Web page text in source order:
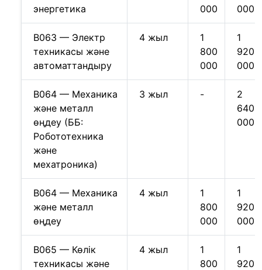
энергетика
000
000
B063 — Электр
техникасы және
автоматтандыру
4 жыл
1
800
000
1
920
000
B064 — Механика
және металл
өңдеу (ББ:
Робототехника
және
мехатроника)
3 жыл -
2
640
000
B064 — Механика
және металл
өңдеу
4 жыл
1
800
000
1
920
000
B065 — Көлік
техникасы және
4 жыл
1
800
1
920